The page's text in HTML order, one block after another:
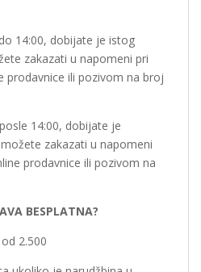
14:00, dobijate je istog
zakazati u napomeni pri
prodavnice ili pozivom na broj
14:00, dobijate je
zakazati u napomeni
prodavnice ili pozivom na
BESPLATNA?
2.500